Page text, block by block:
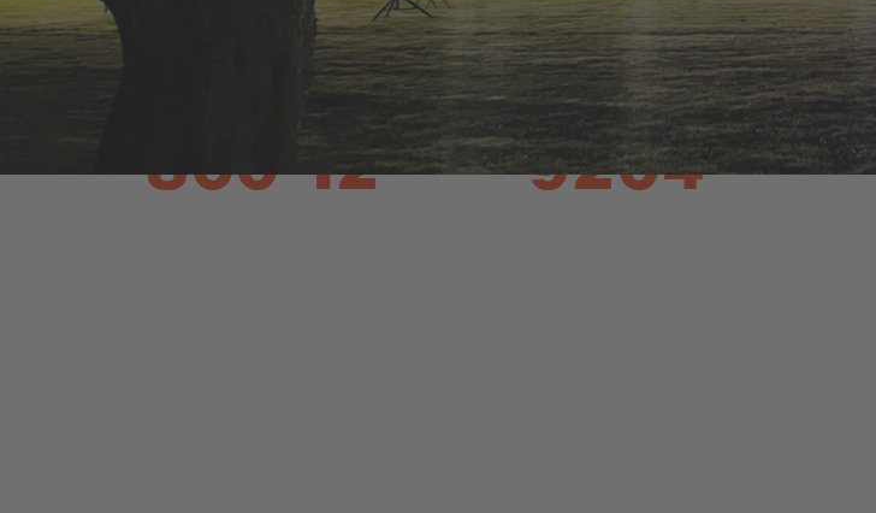
800
NACIONALIDADES:
12
PERNOCTACIONES:
9204